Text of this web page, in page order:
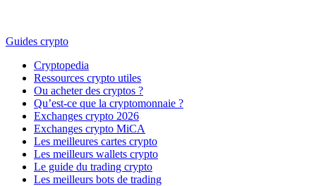
Guides crypto
Cryptopedia
Ressources crypto utiles
Ou acheter des cryptos ?
Qu’est-ce que la cryptomonnaie ?
Exchanges crypto 2026
Exchanges crypto MiCA
Les meilleures cartes crypto
Les meilleurs wallets crypto
Le guide du trading crypto
Les meilleurs bots de trading